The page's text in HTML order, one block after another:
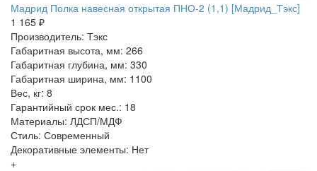
Мадрид Полка навесная открытая ПНО-2 (1,1) [Мадрид_Тэкс]
1 165 ₽
Производитель: Тэкс
Габаритная высота, мм: 266
Габаритная глубина, мм: 330
Габаритная ширина, мм: 1100
Вес, кг: 8
Гарантийный срок мес.: 18
Материалы: ЛДСП/МДФ
Стиль: Современный
Декоративные элементы: Нет
+